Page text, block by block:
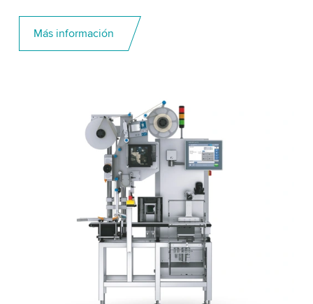
Más información